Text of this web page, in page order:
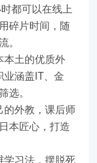
都可以在线上
碎片时间，随
本土的优质外
业涵盖IT、金
。
的外教，课后师
本匠心，打造
学习法，摆脱死